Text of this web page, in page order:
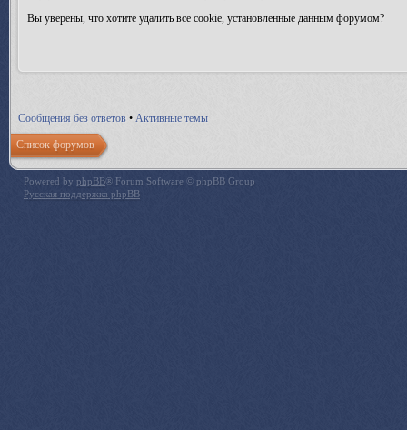
Вы уверены, что хотите удалить все cookie, установленные данным форумом?
Сообщения без ответов • Активные темы
Список форумов
Powered by phpBB® Forum Software © phpBB Group
Русская поддержка phpBB